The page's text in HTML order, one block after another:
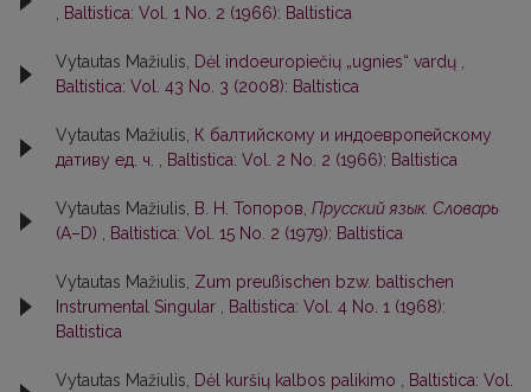
Baltistica: Vol. 1 No. 2 (1966): Baltistica
Vytautas Mažiulis, Dėl indoeuropiečių „ugnies“ vardų
Baltistica: Vol. 43 No. 3 (2008): Baltistica
Vytautas Mažiulis,
К балтийскому и индоевропейскому
дативу ед. ч.
Baltistica: Vol. 2 No. 2 (1966): Baltistica
Vytautas Mažiulis, В. Н. Топоров, Прусский язык. Словарь
(А–D)
Baltistica: Vol. 15 No. 2 (1979): Baltistica
Vytautas Mažiulis, Zum preußischen bzw. baltischen
Instrumental Singular
Baltistica: Vol. 4 No. 1 (1968):
Baltistica
Vytautas Mažiulis, Dėl kuršių kalbos palikimo
Baltistica: Vol.